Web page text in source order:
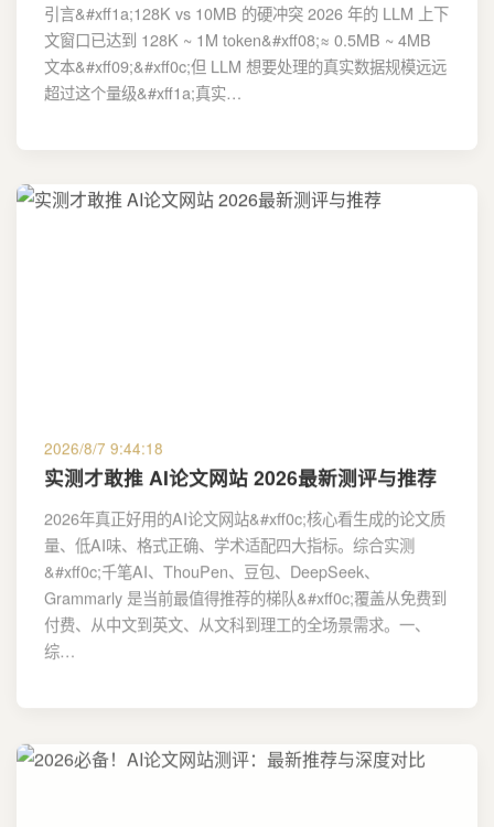
引言&#xff1a;128K vs 10MB 的硬冲突 2026 年的 LLM 上下
文窗口已达到 128K ~ 1M token&#xff08;≈ 0.5MB ~ 4MB
文本&#xff09;&#xff0c;但 LLM 想要处理的真实数据规模远远
超过这个量级&#xff1a;真实…
2026/8/7 9:44:18
实测才敢推 AI论文网站 2026最新测评与推荐
2026年真正好用的AI论文网站&#xff0c;核心看生成的论文质
量、低AI味、格式正确、学术适配四大指标。综合实测
&#xff0c;千笔AI、ThouPen、豆包、DeepSeek、
Grammarly 是当前最值得推荐的梯队&#xff0c;覆盖从免费到
付费、从中文到英文、从文科到理工的全场景需求。一、
综…